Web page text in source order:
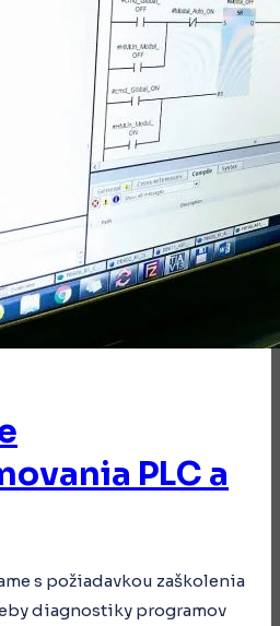
PLC a
s požiadavkou zaškolenia
diagnostiky programov